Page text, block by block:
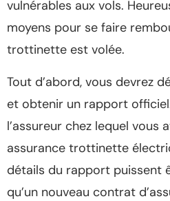
vulnérables aux vols.
moyens pour se faire
trottinette est volée.
Tout d’abord, vous devrez
et obtenir un rapport
l’assureur chez lequel vous
assurance trottinette
détails du rapport puissent
qu’un nouveau contrat